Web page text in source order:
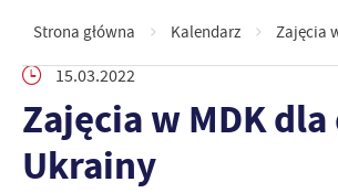
Strona główna Kalendarz
Zajęcia
15.03.2022
Zajęcia w MDK
Ukrainy